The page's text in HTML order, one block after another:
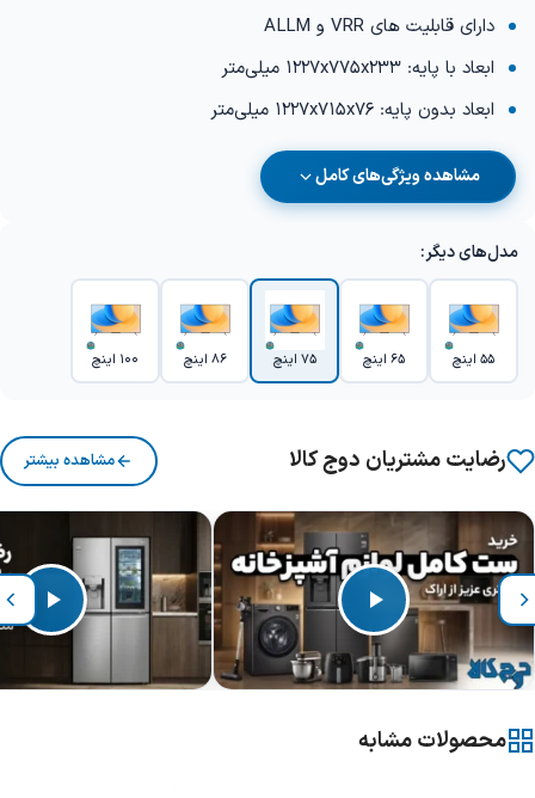
دارای قابلیت های VRR و ALLM
ابعاد با پایه: 1227x775x233 میلی‌متر
ابعاد بدون پایه: 1227x715x76 میلی‌متر
مشاهده ویژگی‌های کامل
مدل‌های دیگر:
55 اینچ 65 اینچ 75 اینچ 86 اینچ 100 اینچ
رضایت مشتریان دوج کالا مشاهده بیشتر
محصولات مشابه